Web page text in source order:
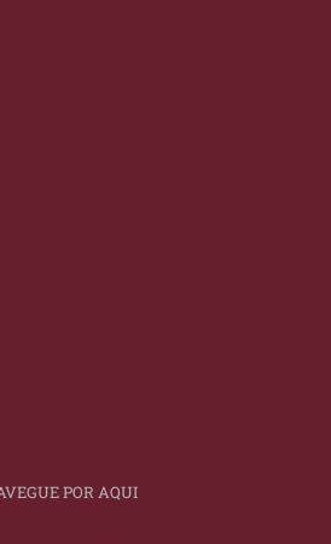
POR AQUI